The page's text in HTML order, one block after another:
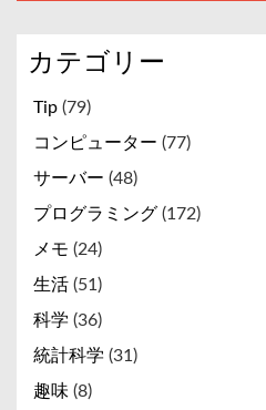
カテゴリー
Tip (79)
コンピューター (77)
サーバー (48)
プログラミング (172)
メモ (24)
生活 (51)
科学 (36)
統計科学 (31)
趣味 (8)